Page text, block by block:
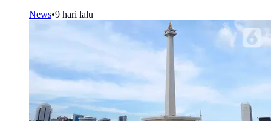
News•9 hari lalu